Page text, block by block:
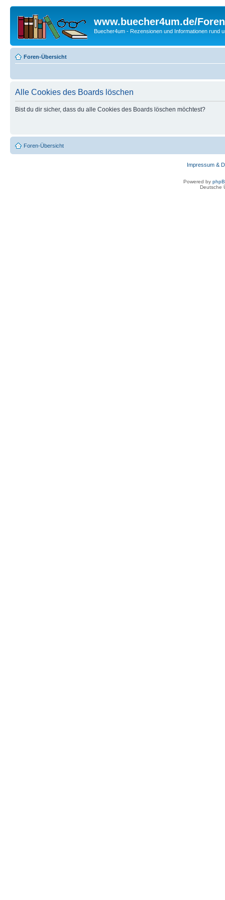
www.buecher4um.de/Foren
Buecher4um - Rezensionen und Informationen rund
Foren-Übersicht
Alle Cookies des Boards löschen
Bist du dir sicher, dass du alle Cookies des Boards löschen möchtest?
Foren-Übersicht
Impressum &
Powered by
Deutsche